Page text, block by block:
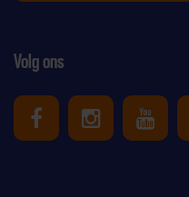
Volg ons
Uniek Sporten
Uniek